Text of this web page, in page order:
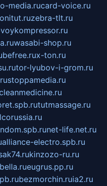
media.rucard-voice.ru
zebra-tlt.ru
wasabi-shop.ru
x-ton.ru
tor-lyubov-i-grom.ru
stoppamedia.ru
tutmassage.ru
net-life.net.ru
alliance-electro.spb.ru
kinzozo-ru.ru
eugrus.pp.ru
bezmorchin.ruia2.ru